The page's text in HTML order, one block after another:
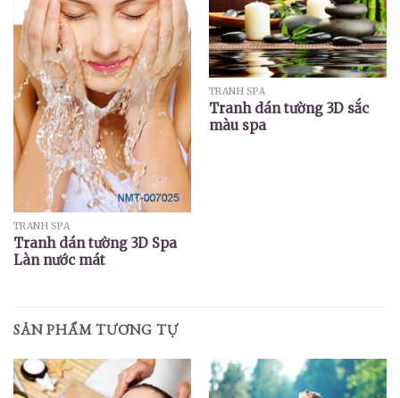
TRANH SPA
Tranh dán tường 3D Spa
Làn nước mát
TRANH SPA
Tranh dán tường 3D sắc
màu spa
SẢN PHẨM TƯƠNG TỰ